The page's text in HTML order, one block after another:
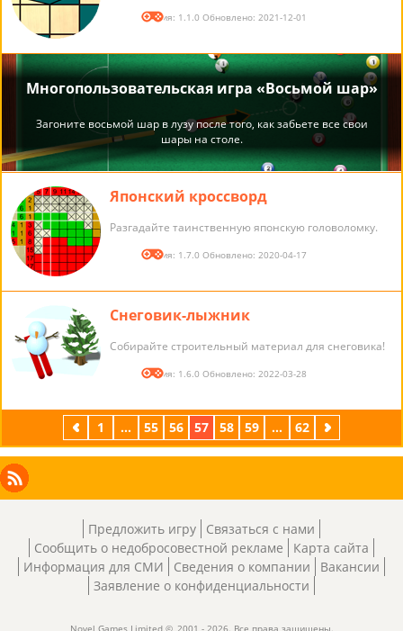
Версия: 1.1.0 Обновлено: 2021-12-01
Японский кроссворд
Разгадайте таинственную японскую головоломку.
Версия: 1.7.0 Обновлено: 2020-04-17
Снеговик-лыжник
Собирайте строительный материал для снеговика!
Версия: 1.6.0 Обновлено: 2022-03-28
предыдущая
1 ... 55 56 57 58 59 ... 62 следующая
Facebook
Instagram
X
LinkedIn
RSS
Предложить игру
Связаться с нами
Сообщить о недобросовестной рекламе
Карта сайта
Информация для СМИ
Сведения о компании
Вакансии
Заявление о конфиденциальности
Novel Games Limited ©, 2001 - 2026. Все права защищены.